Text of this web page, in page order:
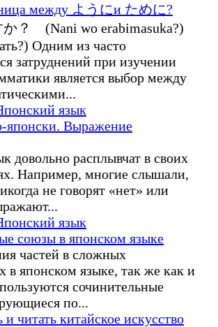
между ようにи ために?
？ (Nani wo erabimasuka?)
Одним из часто
затруднений при изучении
является выбор между
язык
японски. Выражение
довольно расплывчат в своих
Например, многие слышали,
не говорят «нет» или
язык
союзы в японском языке
частей в сложных
в японском языке, так же как и
сочинительные
по...
читать китайское искусство